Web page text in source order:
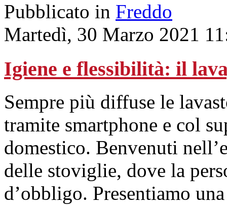
Pubblicato in Freddo
Martedì, 30 Marzo 2021
Igiene e flessibilità: il
Sempre più diffuse le
tramite smartphone e col
domestico. Benvenuti
delle stoviglie, dove la
d’obbligo. Presentiamo